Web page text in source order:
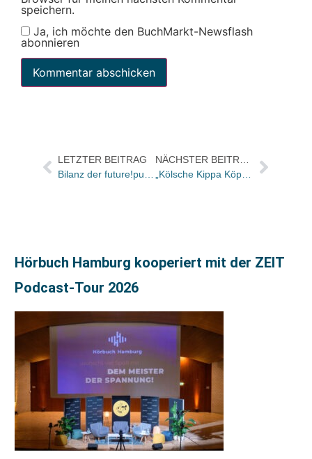
speichern.
Ja, ich möchte den BuchMarkt-Newsflash
abonnieren
LETZTER BEITRAG
Bilanz der future!publish 2024 / Planungen für die Jubiläumsausgabe 2025 laufen
NÄCHSTER BEITRAG
„Kölsche Kippa Köpp“-Sessionsorden erinnert an Fanny Meyer
Hörbuch Hamburg kooperiert mit der ZEIT
Podcast-Tour 2026